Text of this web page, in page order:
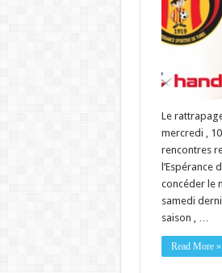
Le
mercredi ,
rencontres
l’Espérance
concéder le
samedi
saison , …
Read More »